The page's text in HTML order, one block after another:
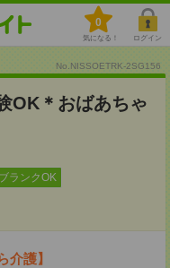
0
気になる！ ログイン
No.NISSOETRK-2SG156
OK＊おばあちゃ
ブランクOK
介護】